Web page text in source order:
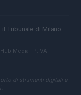
Tribunale di Milano
Media · P.IVA
di strumenti digitali e